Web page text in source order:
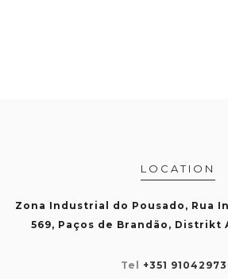
LOCATION
Zona Industrial do Pousado, Rua
569, Paços de Brandão, Distrikt
Tel +351